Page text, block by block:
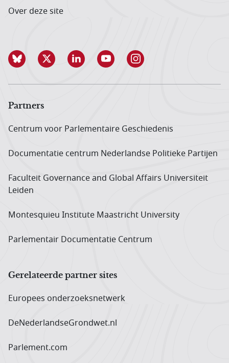
Over deze site
Partners
Centrum voor Parlementaire Geschiedenis
Documentatie centrum Neder­landse Politieke Partijen
Faculteit Governance and Global Affairs Universiteit
Leiden
Montesquieu Institute Maastricht University
Parlementair Documentatie Centrum
Gerelateerde partner sites
Europees onderzoeks­netwerk
DeNederlandseGrondwet.nl
Parlement.com